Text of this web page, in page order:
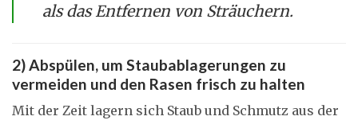
als das Entfernen von Sträuchern.
2) Abspülen, um Staubablagerungen zu
vermeiden und den Rasen frisch zu halten
Mit der Zeit lagern sich Staub und Schmutz aus der